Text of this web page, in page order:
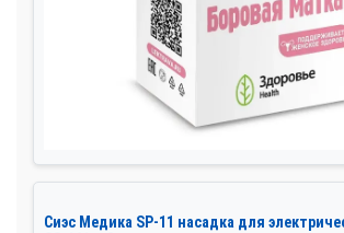
Сиэс Медика SP-11 насадка для